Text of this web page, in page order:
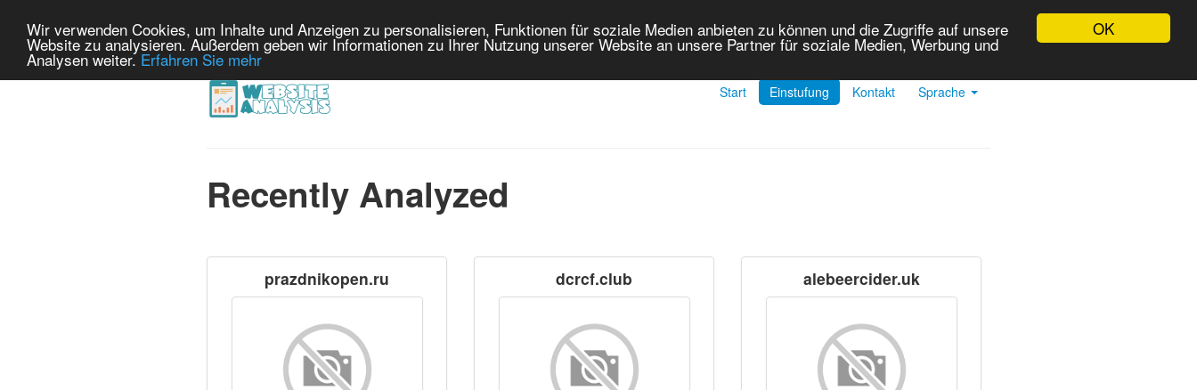
OK
Wir verwenden Cookies, um Inhalte und Anzeigen zu personalisieren, Funktionen für soziale Medien anbieten zu können und die Zugriffe auf unsere
Website zu analysieren. Außerdem geben wir Informationen zu Ihrer Nutzung unserer Website an unsere Partner für soziale Medien, Werbung und
Analysen weiter. Erfahren Sie mehr
Start Einstufung Kontakt Sprache
Recently Analyzed
prazdnikopen.ru dcrcf.club alebeercider.uk